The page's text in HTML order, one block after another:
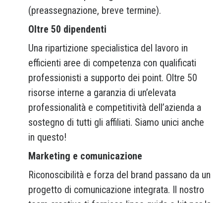
(preassegnazione, breve termine).
Oltre 50 dipendenti
Una ripartizione specialistica del lavoro in
efficienti aree di competenza con qualificati
professionisti a supporto dei point. Oltre 50
risorse interne a garanzia di un’elevata
professionalità e competitività dell’azienda a
sostegno di tutti gli affiliati. Siamo unici anche
in questo!
Marketing e comunicazione
Riconoscibilità e forza del brand passano da un
progetto di comunicazione integrata. Il nostro